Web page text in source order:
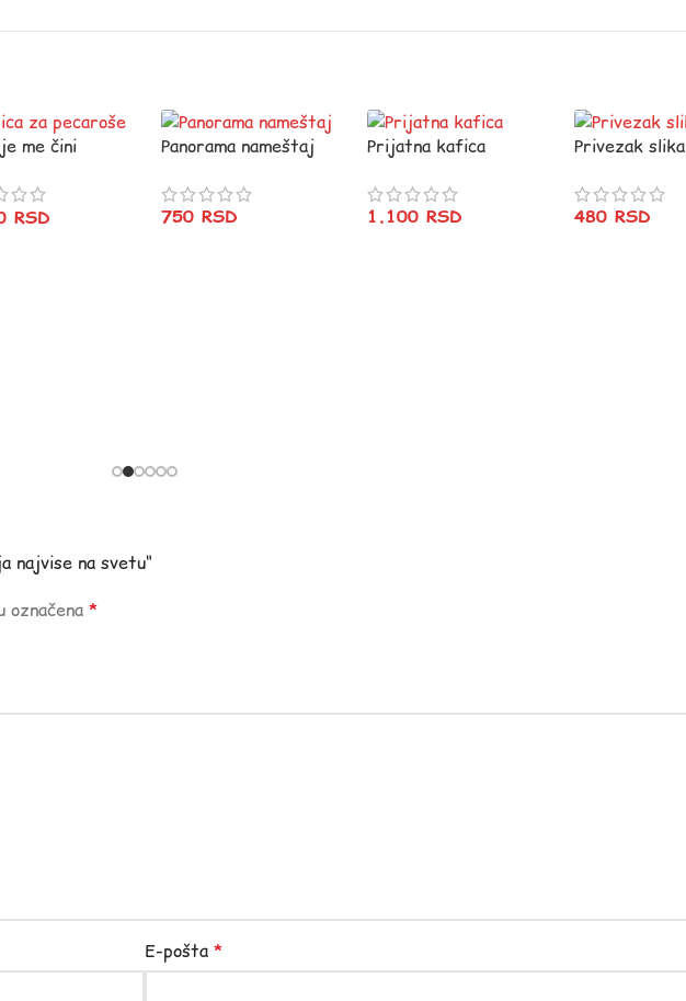
me čini
RSD
Panorama nameštaj
750 RSD
Prijatna kafica
1.100RSD
Privezak slika
480 RSD
najvise na svetu“
označena *
E-pošta *